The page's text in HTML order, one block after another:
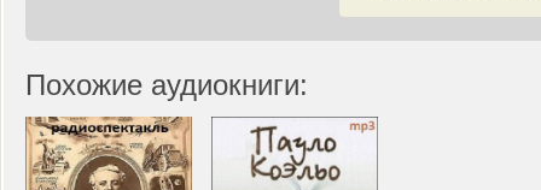
Похожие аудиокниги: